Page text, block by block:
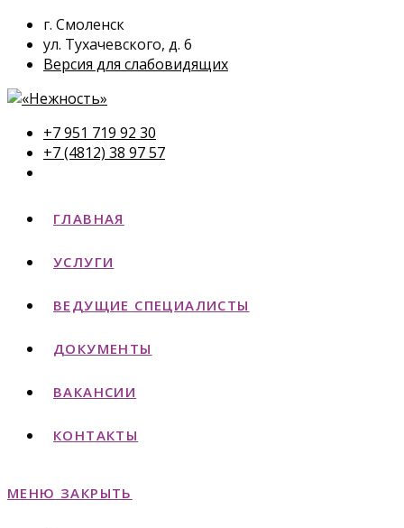
г. Смоленск
ул. Тухачевского, д. 6
Версия для слабовидящих
+7 951 719 92 30
+7 (4812) 38 97 57
ГЛАВНАЯ
УСЛУГИ
ВЕДУЩИЕ СПЕЦИАЛИСТЫ
ДОКУМЕНТЫ
ВАКАНСИИ
КОНТАКТЫ
МЕНЮ ЗАКРЫТЬ